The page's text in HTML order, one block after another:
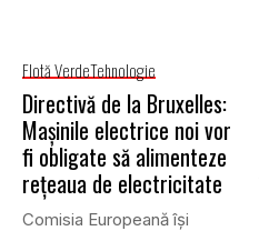
Flotă VerdeTehnologie
Directivă de la Bruxelles:
Mașinile electrice noi vor
fi obligate să alimenteze
rețeaua de electricitate
Comisia Europeană își